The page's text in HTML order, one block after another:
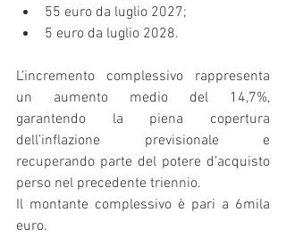
55 euro da luglio 2027;
5 euro da luglio 2028.
L’incremento complessivo rappresenta
un aumento medio del 14,7%,
garantendo la piena copertura
dell’inflazione previsionale e
recuperando parte del potere d’acquisto
perso nel precedente triennio.
Il montante complessivo è pari a 6mila
euro.